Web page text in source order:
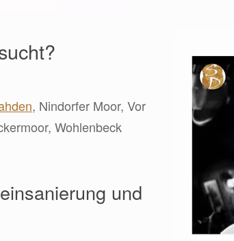
, Nindorfer Moor, Vor
Wohlenbeck
und